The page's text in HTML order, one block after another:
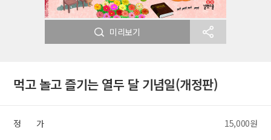
미리보기
먹고 놀고 즐기는 열두 달 기념일(개정판)
정 가 15,000원